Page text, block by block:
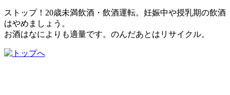
ストップ！20歳未満飲酒・飲酒運転。妊娠中や授乳期の飲酒
はやめましょう。
お酒はなによりも適量です。のんだあとはリサイクル。